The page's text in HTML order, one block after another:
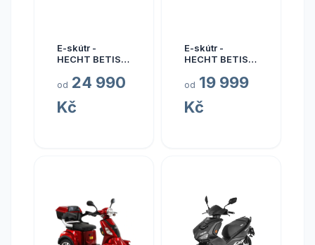
E-skútr -
HECHT BETIS
(Elektrický
homologací)
od 24 990
Kč
E-skútr -
HECHT BETIS
(Elektrický
homologací)
od 19 999
Kč